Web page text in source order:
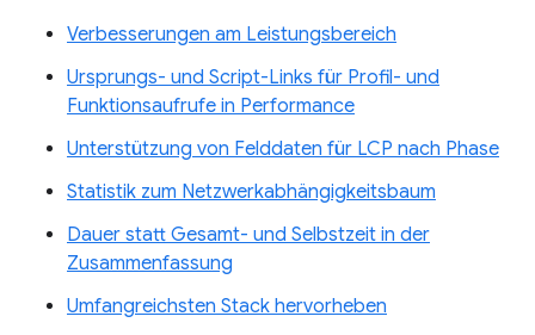
Verbesserungen am Leistungsbereich
Ursprungs- und Script-Links für Profil- und
Funktionsaufrufe in Performance
Unterstützung von Felddaten für LCP nach Phase
Statistik zum Netzwerkabhängigkeitsbaum
Dauer statt Gesamt- und Selbstzeit in der
Zusammenfassung
Umfangreichsten Stack hervorheben